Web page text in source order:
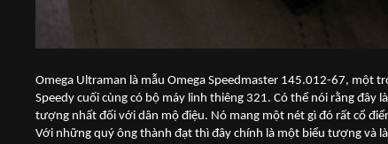
Omega Ultraman là mẫu Omega Speedmaster 145.012-67, một
Speedy cuối cùng có bộ máy linh thiêng 321. Có thể nói rằng đây
tượng nhất đối với dân mộ điệu. Nó mang một nét gì đó rất cổ
Với những quý ông thành đạt thì đây chính là một biểu tượng và